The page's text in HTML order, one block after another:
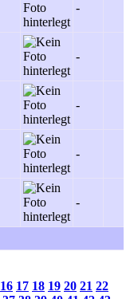
-
-
-
-
-
16 17 18 19 20 21 22